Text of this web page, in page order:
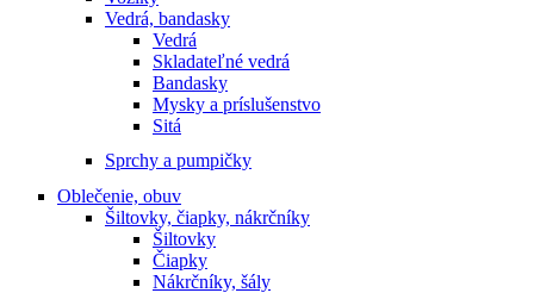
Vedrá, bandasky
Vedrá
Skladateľné vedrá
Bandasky
Mysky a príslušenstvo
Sitá
Sprchy a pumpičky
Oblečenie, obuv
Šiltovky, čiapky, nákrčníky
Šiltovky
Čiapky
Nákrčníky, šály